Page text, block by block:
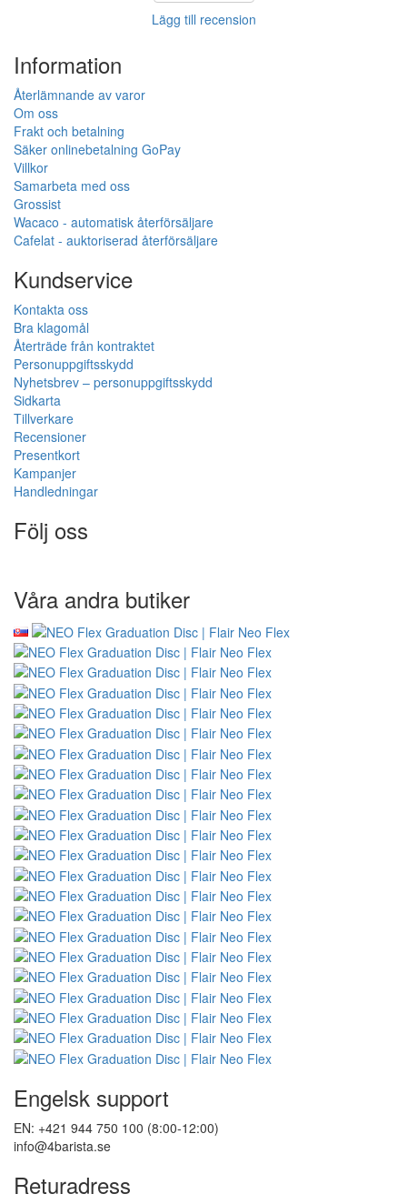
Lägg till recension
Information
Återlämnande av varor
Om oss
Frakt och betalning
Säker onlinebetalning GoPay
Villkor
Samarbeta med oss
Grossist
Wacaco - automatisk återförsäljare
Cafelat - auktoriserad återförsäljare
Kundservice
Kontakta oss
Bra klagomål
Återträde från kontraktet
Personuppgiftsskydd
Nyhetsbrev – personuppgiftsskydd
Sidkarta
Tillverkare
Recensioner
Presentkort
Kampanjer
Handledningar
Följ oss
Våra andra butiker
Engelsk support
EN: +421 944 750 100 (8:00-12:00)
info@4barista.se
Returadress